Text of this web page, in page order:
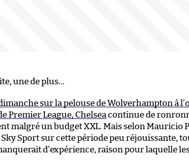
une de plus…
sur la pelouse de Wolverhampton à
Premier League, Chelsea continue de
malgré un budget XXL. Mais selon Mauricio
Sport sur cette période peu réjouissante,
d’expérience, raison pour laquelle